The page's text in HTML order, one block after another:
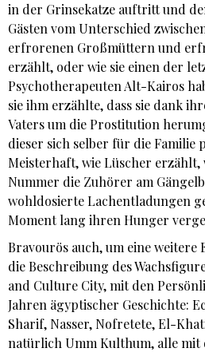
in der Grinsekatze auftritt und
Gästen vom Unterschied
erfrorenen Großmüttern und
erzählt, oder wie sie einen der
Psychotherapeuten Alt-Kairos
sie ihm erzählte, dass sie dank
Vaters um die Prostitution
dieser sich selber für die Familie
Meisterhaft, wie Lüscher
Nummer die Zuhörer am
wohldosierte Lachentladungen
Moment lang ihren Hunger
Bravourös auch, um eine weitere
die Beschreibung des
and Culture City, mit den
Jahren ägyptischer Geschichte:
Sharif, Nasser, Nofretete, El-
natürlich Umm Kulthum, alle mit